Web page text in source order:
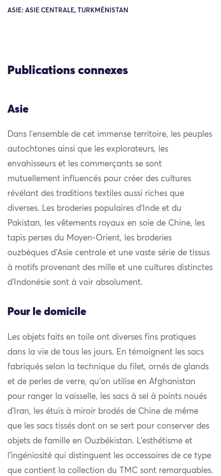
ASIE: ASIE CENTRALE, TURKMÉNISTAN
Publications connexes
Asie
Dans l’ensemble de cet immense territoire, les peuples
autochtones ainsi que les explorateurs, les
envahisseurs et les commerçants se sont
mutuellement influencés pour créer des cultures
révélant des traditions textiles aussi riches que
diverses. Les broderies populaires d’Inde et du
Pakistan, les vêtements royaux en soie de Chine, les
tapis perses du Moyen-Orient, les broderies
ouzbèques d’Asie centrale et une vaste série de tissus
à motifs provenant des mille et une cultures distinctes
d’Indonésie sont à voir absolument.
Pour le domicile
Les objets faits en toile ont diverses fins pratiques
dans la vie de tous les jours. En témoignent les sacs
fabriqués selon la technique du filet, ornés de glands
et de perles de verre, qu’on utilise en Afghanistan
pour ranger la vaisselle, les sacs à sel à points noués
d’Iran, les étuis à miroir brodés de Chine de même
que les sacs tissés dont on se sert pour conserver des
objets de famille en Ouzbékistan. L’esthétisme et
l’ingéniosité qui distinguent les accessoires de ce type
que contient la collection du TMC sont remarquables.